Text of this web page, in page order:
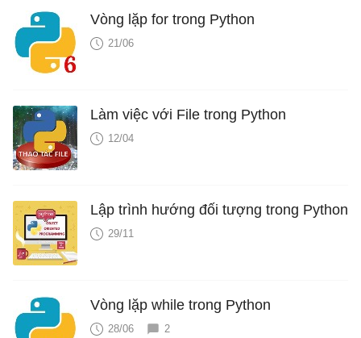
Vòng lặp for trong Python
21/06
Làm việc với File trong Python
12/04
Lập trình hướng đối tượng trong Python
29/11
Vòng lặp while trong Python
28/06 2